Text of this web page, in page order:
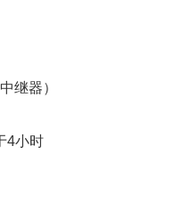
继器）
4小时